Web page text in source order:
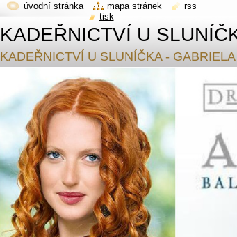
KADEŘNICTVÍ U
KADEŘNICTVÍ U SLUNÍČKA -
úvodní stránka mapa stránek
rss
tisk